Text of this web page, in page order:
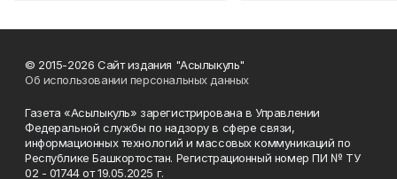
© 2015-2026 Сайт издания "Асылыкуль"
Об использовании персональных данных
Газета «Асылыкуль» зарегистрирована в Управлении
Федеральной службы по надзору в сфере связи,
информационных технологий и массовых коммуникаций по
Республике Башкортостан. Регистрационный номер ПИ № ТУ
02 - 01744 от 19.05.2025 г.